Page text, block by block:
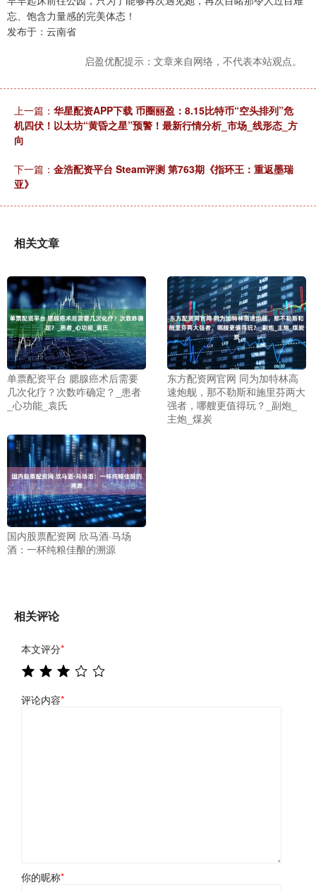
忘、饱含力量感的完美体态！
发布于：云南省
启盈优配提示：文章来自网络，不代表本站观点。
上一篇： 华星配资APP下载 币圈丽盈：8.15比特币“空头排列”危
机四伏！以太坊“黄昏之星”预警！最新行情分析_市场_线形态_方
向
下一篇： 金浩配资平台 Steam评测 第763期《指环王：重返墨瑞
亚》
相关文章
单票配资平台 腮腺癌术后需要
几次化疗？次数咋确定？_患者
_心功能_袁氏
东方配资网官网 同为加特林高
速炮舰，那不勒斯和施里芬两大
强者，哪艘更值得玩？_副炮_
主炮_煤炭
国内股票配资网 欣马酒·马场
酒：一杯纯粮佳酿的溯源
相关评论
本文评分*
评论内容*
你的昵称*